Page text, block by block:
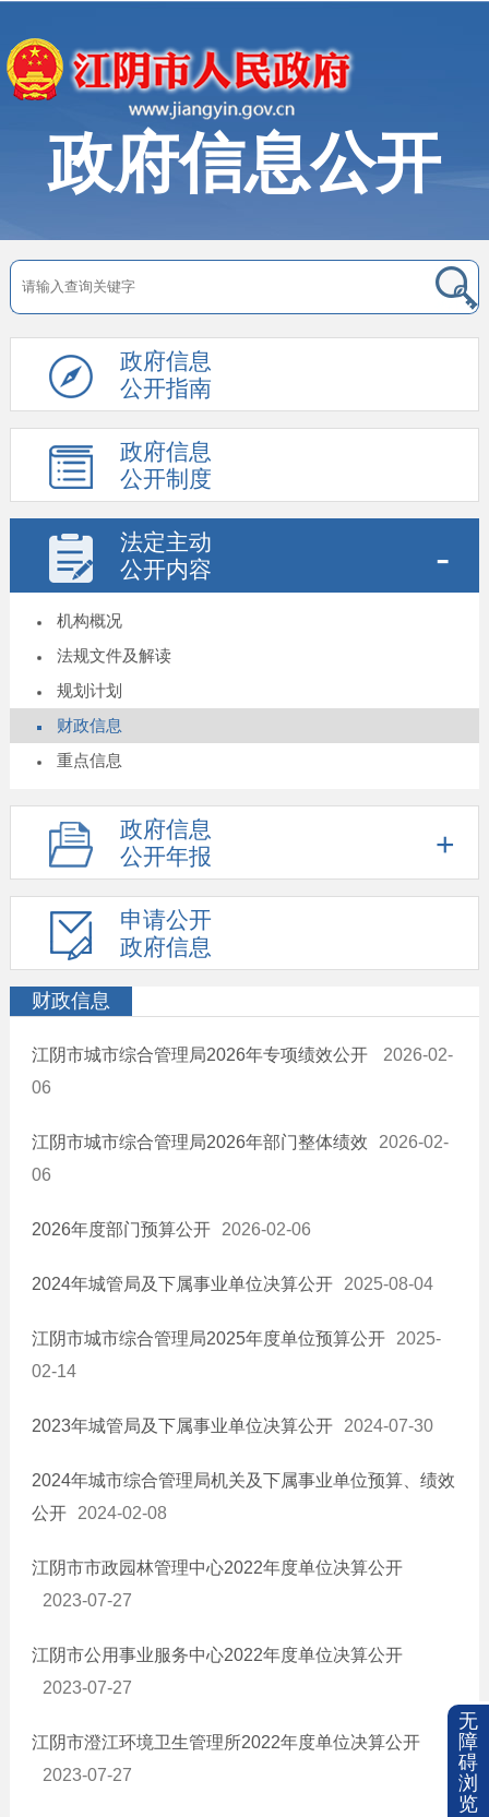
政府信息公开
政府信息
公开指南
政府信息
公开制度
法定主动
公开内容
机构概况
法规文件及解读
规划计划
财政信息
重点信息
政府信息
公开年报
申请公开
政府信息
财政信息
江阴市城市综合管理局2026年专项绩效公开
2026-02-
06
江阴市城市综合管理局2026年部门整体绩效
2026-02-
06
2026年度部门预算公开 2026-02-06
2024年城管局及下属事业单位决算公开 2025-08-04
江阴市城市综合管理局2025年度单位预算公开
2025-
02-14
2023年城管局及下属事业单位决算公开 2024-07-30
2024年城市综合管理局机关及下属事业单位预算、绩效
公开
2024-02-08
江阴市市政园林管理中心2022年度单位决算公开
2023-07-27
江阴市公用事业服务中心2022年度单位决算公开
2023-07-27
江阴市澄江环境卫生管理所2022年度单位决算公开
2023-07-27
无
障
碍
浏
览